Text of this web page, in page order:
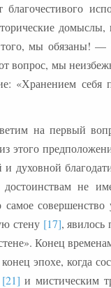
мы обязаны! —
вопрос, мы
«Хранением себя
на первый
духовной
не
стену [17], явилось
Конец
эпохе, когда
[21] и мистическим